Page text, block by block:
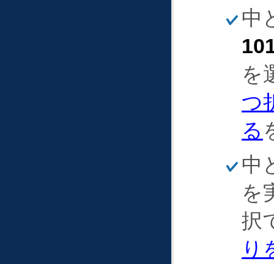
そ
中
を
つ
る
そ
中
を
択
り